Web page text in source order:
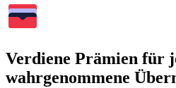
Verdiene Prämien für
wahrgenommene